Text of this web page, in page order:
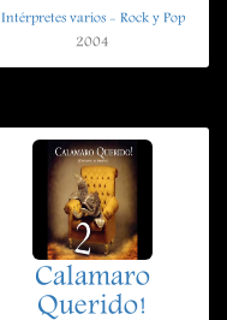
Intérpretes varios - Rock y Pop
2004
Calamaro
Querido!